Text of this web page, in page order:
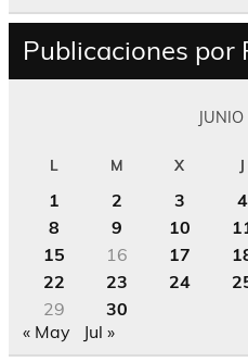
Publicaciones por
L M X J
1 2 3 4
8
9 10
15
16 17
22
23 24
29
30
« May
Jul »